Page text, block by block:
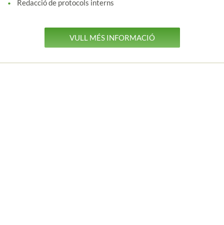
Redacció de protocols interns
VULL MÉS INFORMACIÓ